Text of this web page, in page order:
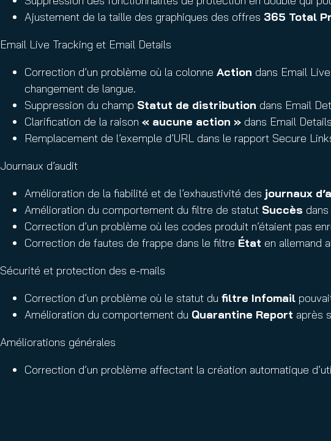
Ajustement de la taille des graphiques des offres 365 Total
Email Live Tracking et Email Details
Correction d’un problème où la colonne Action dans Email
changement de langue.
Suppression du champ Statut de distribution dans Email
Clarification de la raison « aucune action » dans Email
Remplacement de l’exemple d’URL dans le rapport Secure
Journaux d’audit
Amélioration de la fiabilité et de l’exhaustivité des journaux
Amélioration du comportement du filtre de statut Succès
Correction d’un problème où les codes produit n’étaient pas
Correction de fautes de frappe dans le filtre État en allemand
Sécurité et protection des e-mails
Correction d’un problème où le statut du filtre Infomail
Amélioration du comportement du Quarantine Report après
Améliorations générales
Correction d’un problème affectant la création automatique